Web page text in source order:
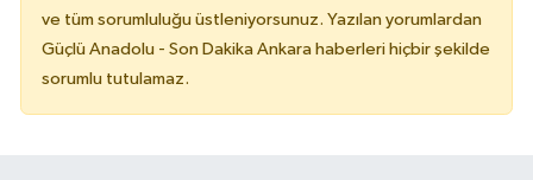
ve tüm sorumluluğu üstleniyorsunuz. Yazılan yorumlardan
Güçlü Anadolu - Son Dakika Ankara haberleri hiçbir şekilde
sorumlu tutulamaz.